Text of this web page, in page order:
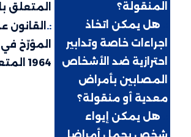
المنقولة؟
هل يمكن اتخاذ
اجراءات خاصة وتدابير
احترازية ضد الأشخاص
المصابين بأمراض
معدية أو منقولة؟
هل يمكن إيواء
المتعلق با...
1964 المتعلّق ب...